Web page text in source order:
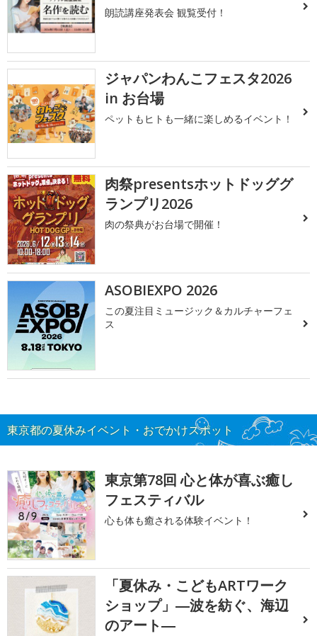
朗読講座発表会 観覧受付！
ジャパンわんこフェスタ2026
in お台場
ペットもヒトも一緒に楽しめるイベント！
肉祭presentsホットドッググ
ランプリ2026
肉の祭典がお台場で開催！
ASOBIEXPO 2026
この夏注目ミュージック＆カルチャーフェ
ス
東京都の夏休みイベント・おでかけスポット
東京第78回 心と体が喜ぶ癒し
フェスティバル
心も体も癒される体験イベント！
「夏休み・こどもARTワーク
ショップ」―波を紡ぐ、海辺
のアート―